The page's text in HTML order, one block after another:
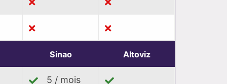
Sinao Altoviz
5 / mois